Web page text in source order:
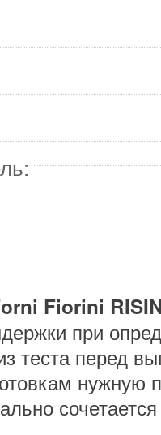
Fiorini
при
теста перед
нужную